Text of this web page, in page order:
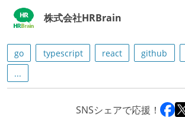
株式会社HRBrain
go typescript react github
...
SNSシェアで応援！